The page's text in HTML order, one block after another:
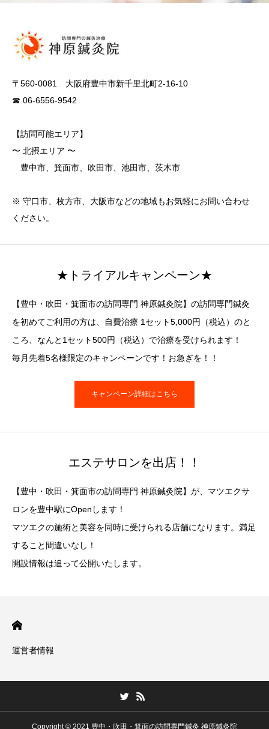
〒560-0081 大阪府豊中市新千里北町2-16-10
☎ 06-6556-9542
【訪問可能エリア】
〜 北摂エリア 〜
豊中市、箕面市、吹田市、池田市、茨木市
※ 守口市、枚方市、大阪市などの地域もお気軽にお問い合わせ
ください。
★トライアルキャンペーン★
【豊中・吹田・箕面市の訪問専門 神原鍼灸院】の訪問専門鍼灸
を初めてご利用の方は、自費治療 1セット5,000円（税込）のと
ころ、なんと1セット500円（税込）で治療を受けられます！
毎月先着5名様限定のキャンペーンです！お急ぎを！！
キャンペーン詳細はこちら
エステサロンを出店！！
【豊中・吹田・箕面市の訪問専門 神原鍼灸院】が、マツエクサ
ロンを豊中駅にOpenします！
マツエクの施術と美容を同時に受けられる店舗になります。満足
すること間違いなし！
開設情報は追って公開いたします。
運営者情報
Copyright © 2021 豊中・吹田・箕面の訪問専門鍼灸 神原鍼灸院